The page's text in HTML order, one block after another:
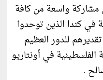
واسعة من كافة
في كندا الذين توحدوا
للدور العظيم
الفلسطينية في أونتاريو
.